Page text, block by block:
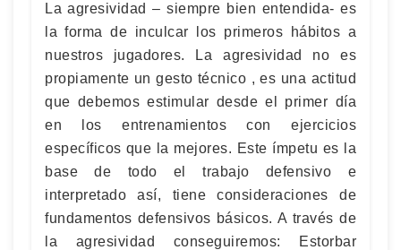
La agresividad – siempre bien entendida- es
la forma de inculcar los primeros hábitos a
nuestros jugadores. La agresividad no es
propiamente un gesto técnico , es una actitud
que debemos estimular desde el primer día
en los entrenamientos con ejercicios
específicos que la mejores. Este ímpetu es la
base de todo el trabajo defensivo e
interpretado así, tiene consideraciones de
fundamentos defensivos básicos. A través de
la agresividad conseguiremos: Estorbar